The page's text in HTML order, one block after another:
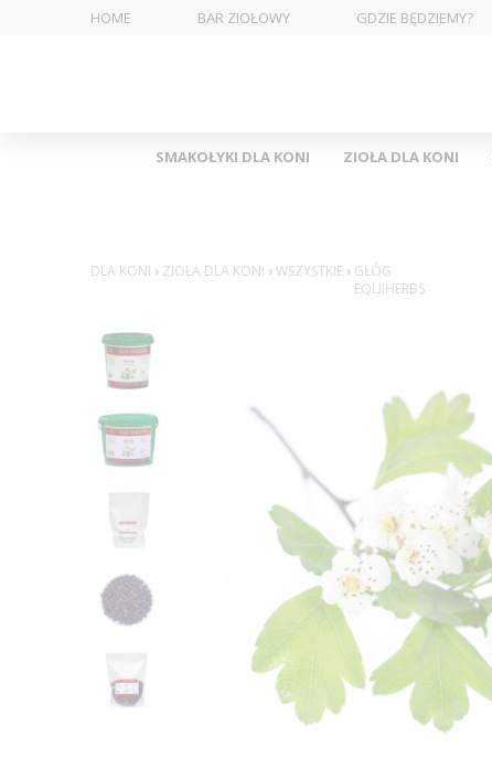
HOME BAR ZIOŁOWY GDZIE BĘDZIEMY?
SMAKOŁYKI DLA KONI ZIOŁA DLA KONI
DLA KONI › ZIOŁA DLA KONI ›WSZYSTKIE › GŁÓG
EQUIHERBS